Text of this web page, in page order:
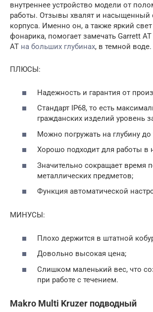
внутреннее устройство модели от
работы. Отзывы хвалят и насыщенный
корпуса. Именно он, а также яркий
фонарика, помогает замечать Garrett
AT на больших глубинах, в темной воде.
ПЛЮСЫ:
Надежность и гарантия от
Стандарт IP68, то есть
гражданских изделий уровень
Можно погружать на глубину до
Хорошо подходит для работы в
Значительно сокращает время
металлических предметов;
Функция автоматической
МИНУСЫ:
Плохо держится в штатной
Довольно высокая цена;
Слишком маленький вес, что
при работе с течением.
Makro Multi Kruzer подводный